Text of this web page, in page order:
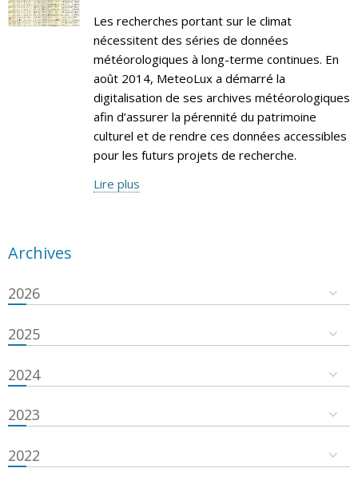
Les recherches portant sur le climat
nécessitent des séries de données
météorologiques à long-terme continues. En
août 2014, MeteoLux a démarré la
digitalisation de ses archives météorologiques
afin d’assurer la pérennité du patrimoine
culturel et de rendre ces données accessibles
pour les futurs projets de recherche.
Lire plus
Archives
2026
2025
2024
2023
2022